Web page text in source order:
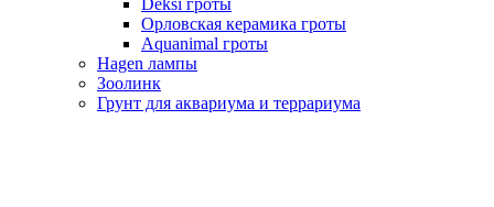
Орловская керамика гроты
Aquanimal гроты
Hagen лампы
Зоолинк
Грунт для аквариума и террариума